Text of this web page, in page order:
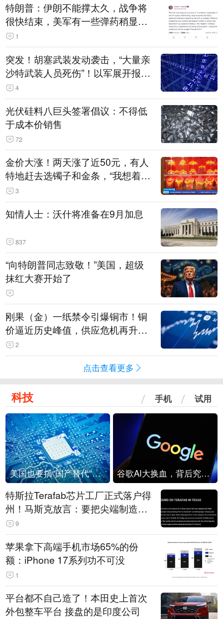
特朗普：伊朗不能撑太久，战争将
很快结束，美军有一些弹药稍显紧
张！伊朗公布拟议的海峡管理文本
1
突发！胡塞武装发动袭击，“大量亲
沙特武装人员死伤”！以军展开报复
性空袭
4
光伏硅料八巨头签署倡议：不得低
于成本价销售
72
金价大涨！两天涨了近50元，有人
特地赶去选镯子和金条，“我想着买
起来可以保值，小批量进一些货”
3
知情人士：沃什将准备在9月加息
837
“向特朗普同志致敬！”美国，超级
抹红大赛开始了
刚果（金）一纸禁令引爆铜市！铜
价逼近历史峰值，供应危机再升
级？
2
点击查看更多
科技 手机 试用
美国也要搞“国产替代”？先算清三笔账 谷歌AI大换血，背后究竟发生了什么？
特斯拉Terafab芯片工厂正式落户得
州！马斯克放言：要把尖端制造带
回美国
9
苹果拿下高端手机市场65%的份
额：iPhone 17系列功不可没
1
平台都不自己造了！本田史上首次
外包整车平台 接盘的是印度公司